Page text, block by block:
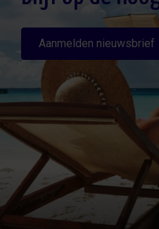
Aanmelden nieuwsbrief